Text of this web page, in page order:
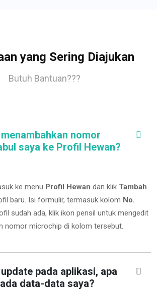
yang Sering Diajukan
Butuh Bantuan???
nomor
saya ke Profil Hewan?
ke menu Profil Hewan dan klik Tambah
baru. Isi formulir, termasuk kolom No.
sudah ada, klik ikon pensil untuk mengedit
nomor microchip di kolom tersebut.
pada aplikasi, apa
data-data saya?